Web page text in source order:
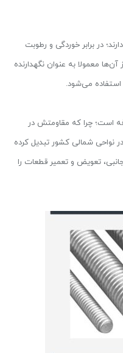
در برابر خوردگی و رطوبت
آن‌ها معمولا به عنوان نگهدارنده
می‌شود.
است؛ چرا که مقاومتش در
نواحی شمالی کشور تبدیل کرده
تعویض و تعمیر قطعات را